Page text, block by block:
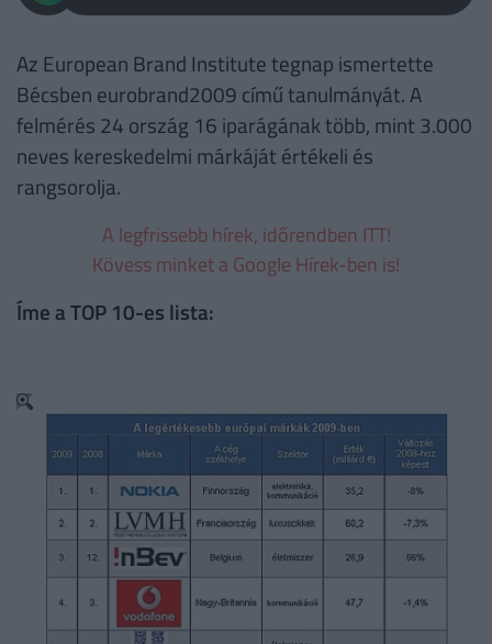
Az European Brand Institute tegnap ismertette
Bécsben eurobrand2009 című tanulmányát. A
felmérés 24 ország 16 iparágának több, mint 3.000
neves kereskedelmi márkáját értékeli és
rangsorolja.
A legfrissebb hírek, időrendben ITT!
Kövess minket a Google Hírek-ben is!
Íme a TOP 10-es lista: